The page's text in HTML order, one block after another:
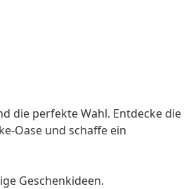
die perfekte Wahl. Entdecke die
Oase und schaffe ein
Geschenkideen.